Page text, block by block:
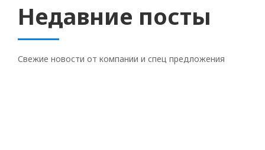
Недавние посты
Свежие новости от компании и спец предложения